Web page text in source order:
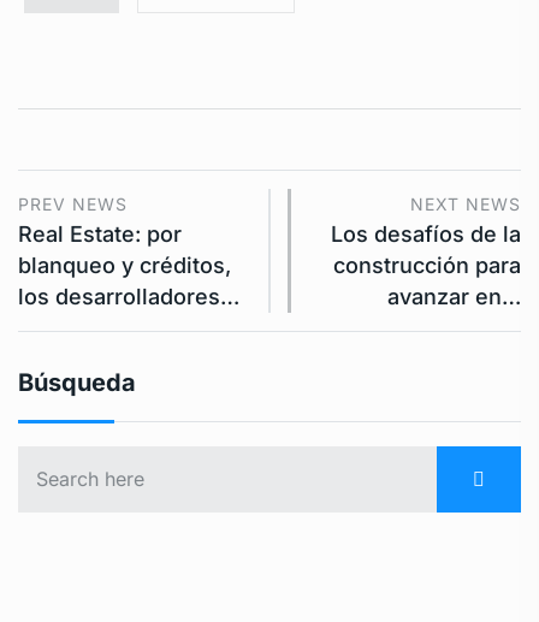
PREV NEWS
Real Estate: por
blanqueo y créditos,
los desarrolladores…
NEXT NEWS
Los desafíos de la
construcción para
avanzar en…
Búsqueda